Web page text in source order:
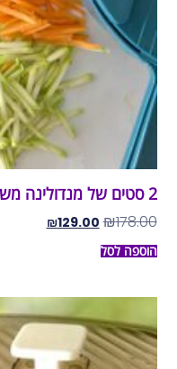
2 סטים של מנדולינה משולבת שמונה ב – 1
₪178.00
₪129.00
הוספה לסל